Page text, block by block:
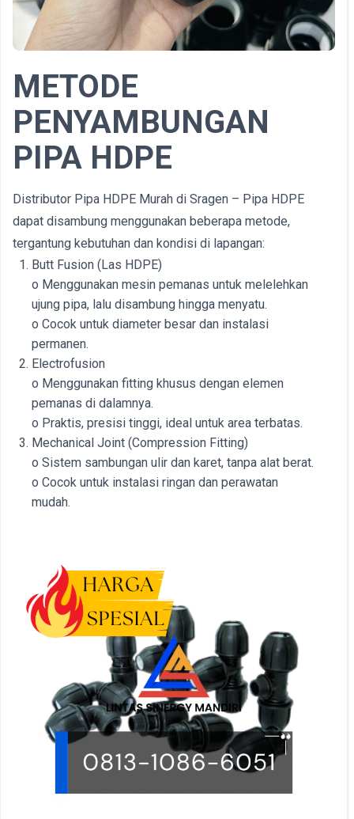
METODE
PENYAMBUNGAN
PIPA HDPE
Distributor Pipa HDPE Murah di Sragen – Pipa HDPE
dapat disambung menggunakan beberapa metode,
tergantung kebutuhan dan kondisi di lapangan:
Butt Fusion (Las HDPE)
o Menggunakan mesin pemanas untuk melelehkan
ujung pipa, lalu disambung hingga menyatu.
o Cocok untuk diameter besar dan instalasi
permanen.
Electrofusion
o Menggunakan fitting khusus dengan elemen
pemanas di dalamnya.
o Praktis, presisi tinggi, ideal untuk area terbatas.
Mechanical Joint (Compression Fitting)
o Sistem sambungan ulir dan karet, tanpa alat berat.
o Cocok untuk instalasi ringan dan perawatan
mudah.